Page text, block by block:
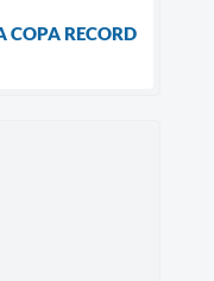
COPA RECORD